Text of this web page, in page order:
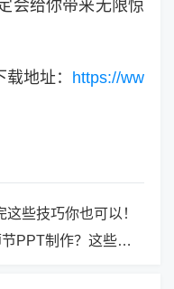
会给你带来无限惊
地址： https://ww
些技巧你也可以！
作？这些要点不能忽视